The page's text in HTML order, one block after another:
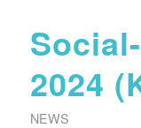
2024
NEWS